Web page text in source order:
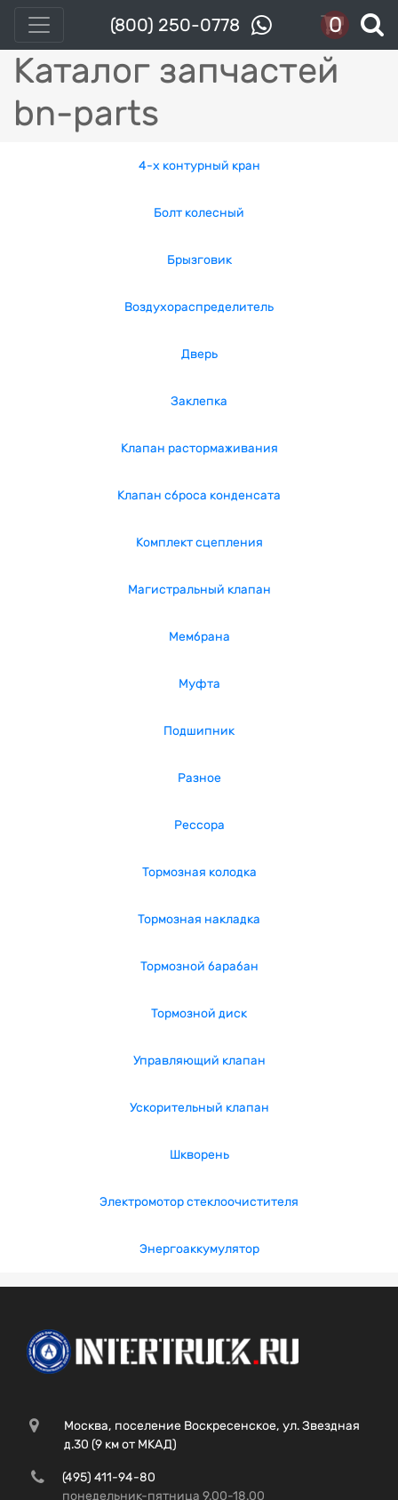
(800) 250-0778 0
Каталог запчастей
bn-parts
4-x контурный кран
Болт колесный
Брызговик
Воздухораспределитель
Дверь
Заклепка
Клапан растормаживания
Клапан сброса конденсата
Комплект сцепления
Магистральный клапан
Мембрана
Муфта
Подшипник
Разное
Рессора
Тормозная колодка
Тормозная накладка
Тормозной барабан
Тормозной диск
Управляющий клапан
Ускорительный клапан
Шкворень
Электромотор стеклоочистителя
Энергоаккумулятор
Москва, поселение Воскресенское, ул. Звездная
д.30 (9 км от МКАД)
(495) 411-94-80
понедельник-пятница 9.00-18.00